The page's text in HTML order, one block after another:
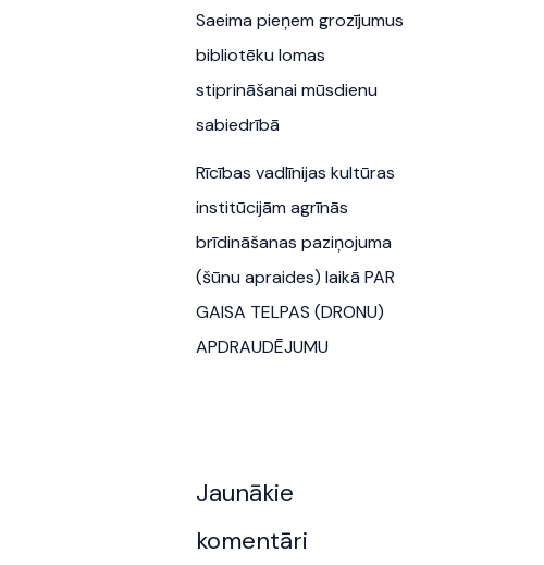
Saeima pieņem grozījumus
bibliotēku lomas
stiprināšanai mūsdienu
sabiedrībā
Rīcības vadlīnijas kultūras
institūcijām agrīnās
brīdināšanas paziņojuma
(šūnu apraides) laikā PAR
GAISA TELPAS (DRONU)
APDRAUDĒJUMU
Jaunākie
komentāri